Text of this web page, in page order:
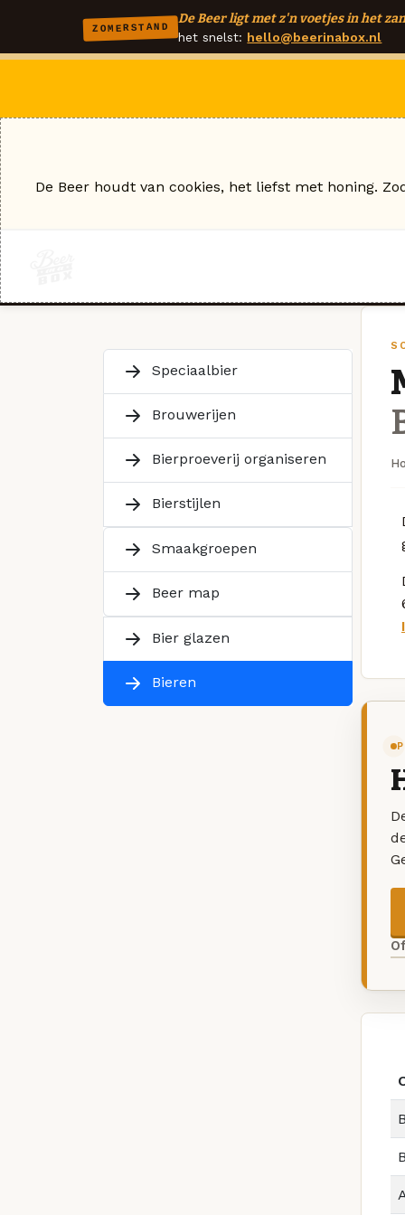
ZOMERSTAND
De Beer ligt met z'n voetjes in het
het snelst: hello@beerinabox.nl
Speciaalbier
Brouwerijen
Bierproeverij organiseren
Bierstijlen
Smaakgroepen
Beer map
Bier glazen
Bieren
De Beer houdt van cookies, het liefst met honing.